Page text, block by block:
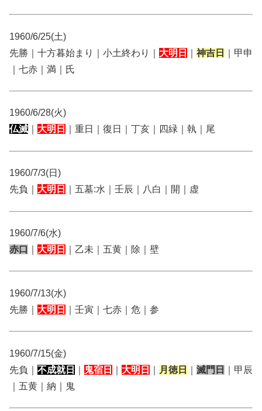
1960/6/25(土)
先勝｜十方暮始まり｜小土終わり｜ 大明日 神吉日
｜甲申
｜七赤｜満｜氏
1960/6/28(火)
仏滅
大明日 ｜重日｜復日｜丁亥｜四緑｜執｜尾
1960/7/3(日)
先負｜ 大明日 ｜五墓:水｜壬辰｜八白｜開｜虚
1960/7/6(水)
赤口
大明日 ｜乙未｜五黄｜除｜壁
1960/7/13(水)
先勝｜ 大明日 ｜壬寅｜七赤｜危｜参
1960/7/15(金)
先負｜ 不成就日 鬼宿日 大明日 月徳日 滅門日
｜甲辰
｜五黄｜納｜鬼